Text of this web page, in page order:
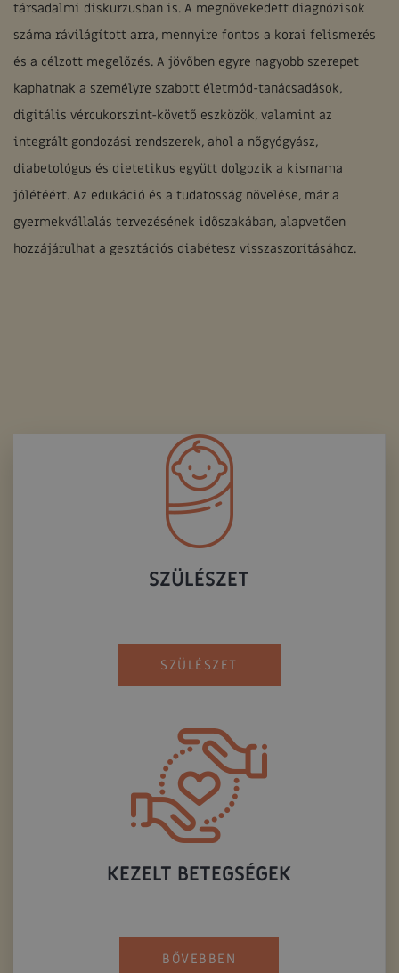
társadalmi diskurzusban is. A megnövekedett diagnózisok
száma rávilágított arra, mennyire fontos a korai felismerés
és a célzott megelőzés. A jövőben egyre nagyobb szerepet
kaphatnak a személyre szabott életmód-tanácsadások,
digitális vércukorszint-követő eszközök, valamint az
integrált gondozási rendszerek, ahol a nőgyógyász,
diabetológus és dietetikus együtt dolgozik a kismama
jólétéért. Az edukáció és a tudatosság növelése, már a
gyermekvállalás tervezésének időszakában, alapvetően
hozzájárulhat a gesztációs diabétesz visszaszorításához.
SZÜLÉSZET
SZÜLÉSZET
KEZELT BETEGSÉGEK
BŐVEBBEN